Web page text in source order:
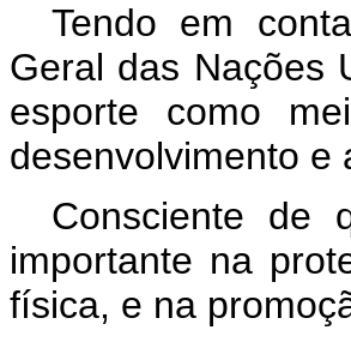
Tendo em
Geral das Nações
esporte como
desenvolvimento e
Consciente de
importante na
física, e na